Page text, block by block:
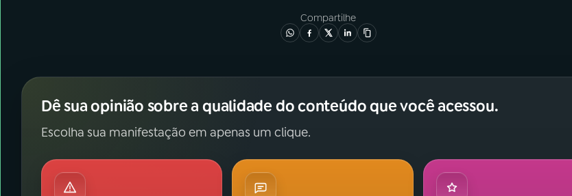
Compartilhe
Dê sua opinião sobre a qualidade do conteúdo que você acessou.
Escolha sua manifestação em apenas um clique.